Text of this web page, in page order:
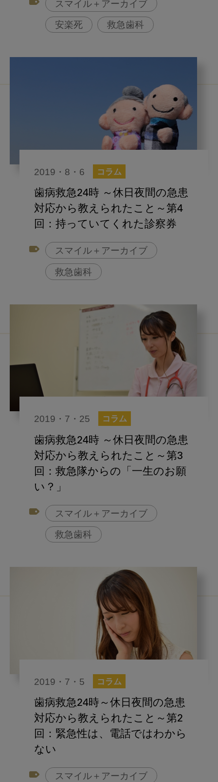
スマイル＋アーカイブ
安楽死 救急歯科
2019・8・6 コラム
歯病救急24時 ～休日夜間の急患
対応から教えられたこと～第4
回：持っていてくれた診察券
スマイル＋アーカイブ
救急歯科
2019・7・25 コラム
歯病救急24時 ～休日夜間の急患
対応から教えられたこと～第3
回：救急隊からの「一生のお願
い？」
スマイル＋アーカイブ
救急歯科
2019・7・5 コラム
歯病救急24時～休日夜間の急患
対応から教えられたこと～第2
回：緊急性は、電話ではわから
ない
スマイル＋アーカイブ